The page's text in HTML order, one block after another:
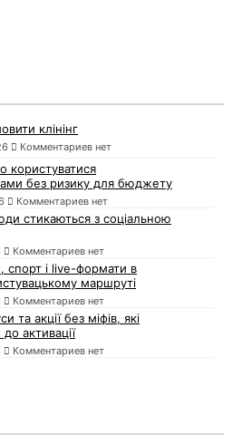
клінінг
Комментариев нет
користуватися
без ризику для бюджету
Комментариев нет
стикаються з соціальною
Комментариев нет
спорт і live-формати в
маршруті
Комментариев нет
та акції без міфів, які
активації
Комментариев нет